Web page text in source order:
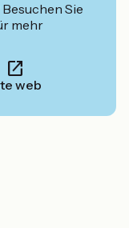
Sie
mehr
web